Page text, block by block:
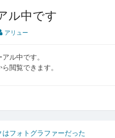
ル中です
アリュー
ル中です。
ら閲覧できます。
はフォトグラファーだった